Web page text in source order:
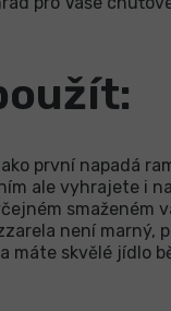
první napadá
ale vyhrajete i
smaženém
není marný,
máte skvělé jídlo